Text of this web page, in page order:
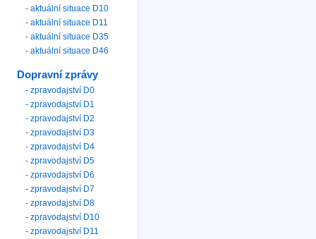
- aktuální situace D10
- aktuální situace D11
- aktuální situace D35
- aktuální situace D46
Dopravní zprávy
- zpravodajství D0
- zpravodajství D1
- zpravodajství D2
- zpravodajství D3
- zpravodajství D4
- zpravodajství D5
- zpravodajství D6
- zpravodajství D7
- zpravodajství D8
- zpravodajství D10
- zpravodajství D11